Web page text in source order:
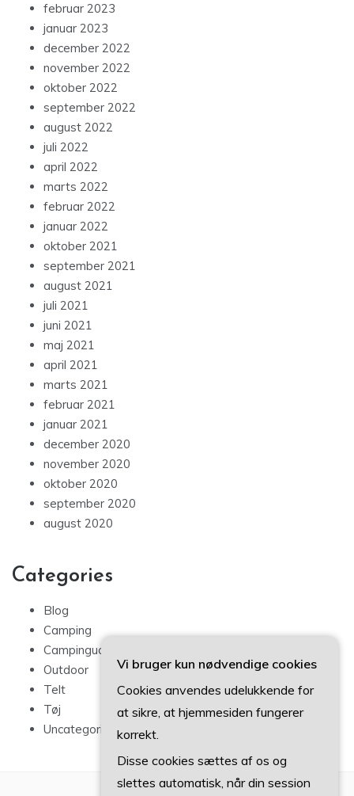
februar 2023
januar 2023
december 2022
november 2022
oktober 2022
september 2022
august 2022
juli 2022
april 2022
marts 2022
februar 2022
januar 2022
oktober 2021
september 2021
august 2021
juli 2021
juni 2021
maj 2021
april 2021
marts 2021
februar 2021
januar 2021
december 2020
november 2020
oktober 2020
september 2020
august 2020
Categories
Blog
Camping
Campingudstyr
Outdoor
Telt
Tøj
Uncategorized
Vi bruger kun nødvendige cookies
Cookies anvendes udelukkende for
at sikre, at hjemmesiden fungerer
korrekt.
Disse cookies sættes af os og
slettes automatisk, når din session